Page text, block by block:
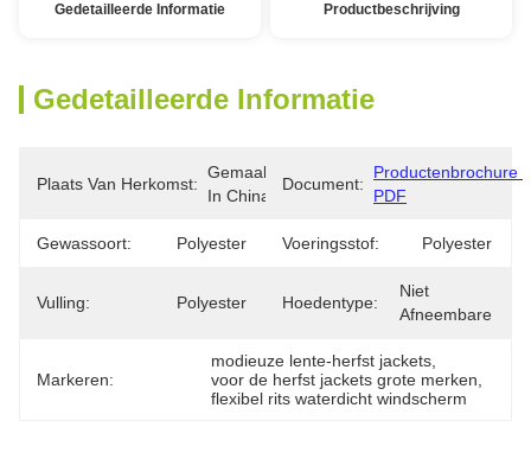
Gedetailleerde Informatie Productbeschrijving
Gedetailleerde Informatie
Plaats Van Herkomst:
Gemaakt
In China
Document:
Productenbrochure
PDF
Gewassoort: Polyester Voeringsstof: Polyester
Vulling: Polyester Hoedentype:
Niet
Afneembare
Markeren:
modieuze lente-herfst jackets
voor de herfst jackets grote merken
flexibel rits waterdicht windscherm